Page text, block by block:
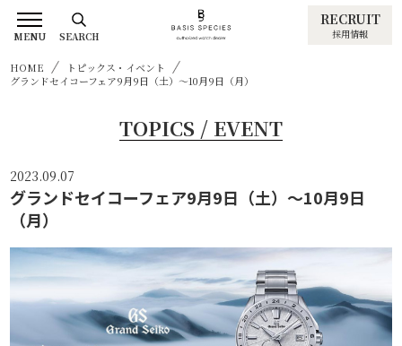
RECRUIT
採用情報
HOME
トピックス・イベント
グランドセイコーフェア9月9日（土）～10月9日（月）
TOPICS / EVENT
2023.09.07
グランドセイコーフェア9月9日（土）～10月9日
（月）
MENU SEARCH